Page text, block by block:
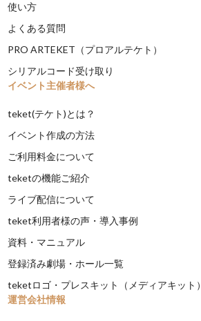
使い方
よくある質問
PRO ARTEKET（プロアルテケト）
シリアルコード受け取り
イベント主催者様へ
teket(テケト)とは？
イベント作成の方法
ご利用料金について
teketの機能ご紹介
ライブ配信について
teket利用者様の声・導入事例
資料・マニュアル
登録済み劇場・ホール一覧
teketロゴ・プレスキット（メディアキット）
運営会社情報